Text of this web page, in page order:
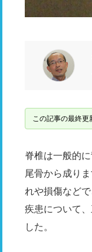
この記事の最終更
脊椎は一般的
尾骨から成り
れや損傷など
疾患について
した。